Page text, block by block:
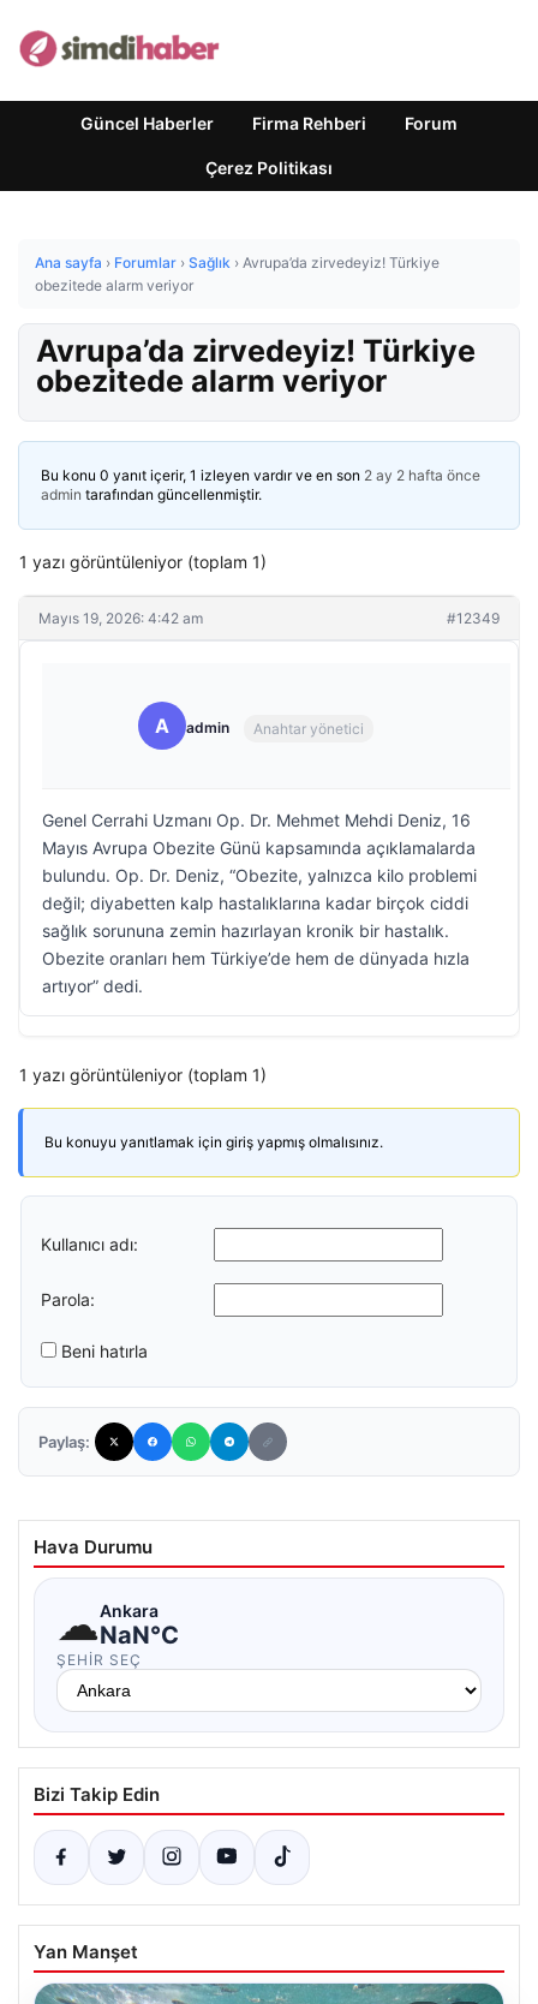
Güncel Haberler Firma Rehberi Forum
Çerez Politikası
Ana sayfa › Forumlar › Sağlık › Avrupa’da zirvedeyiz! Türkiye
obezitede alarm veriyor
Avrupa’da zirvedeyiz! Türkiye
obezitede alarm veriyor
Bu konu 0 yanıt içerir, 1 izleyen vardır ve en son 2 ay 2 hafta önce
admin tarafından güncellenmiştir.
1 yazı görüntüleniyor (toplam 1)
Mayıs 19, 2026: 4:42 am #12349
A admin Anahtar yönetici
Genel Cerrahi Uzmanı Op. Dr. Mehmet Mehdi Deniz, 16
Mayıs Avrupa Obezite Günü kapsamında açıklamalarda
bulundu. Op. Dr. Deniz, “Obezite, yalnızca kilo problemi
değil; diyabetten kalp hastalıklarına kadar birçok ciddi
sağlık sorununa zemin hazırlayan kronik bir hastalık.
Obezite oranları hem Türkiye’de hem de dünyada hızla
artıyor” dedi.
1 yazı görüntüleniyor (toplam 1)
Bu konuyu yanıtlamak için giriş yapmış olmalısınız.
Kullanıcı adı:
Parola:
Beni hatırla
Paylaş:
Hava Durumu
☁Ankara
NaN°C
ŞEHIR SEÇ
Bizi Takip Edin
Yan Manşet